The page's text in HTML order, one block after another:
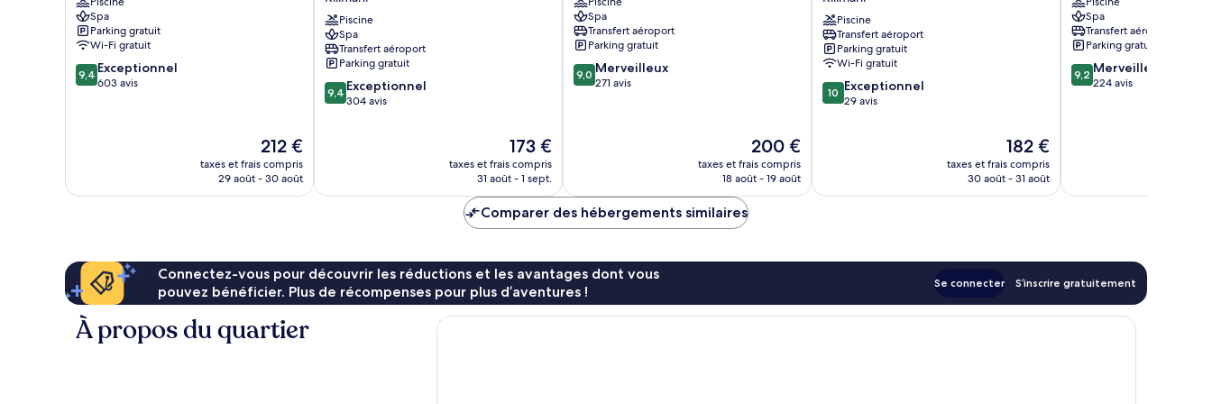
Westlands
Spa
Parking gratuit
Wi-Fi gratuit
9.4
sur
9,4 Exceptionnel
603 avis
Le
nouveau
prix
212 €
taxes et frais compris
29 août - 30 août
&
Residence,
Nairobi
Arboretum
Kilimani
Piscine
Spa
Transfert aéroport
Parking gratuit
9.4
sur
9,4 Exceptionnel
304 avis
Le
nouveau
prix
de
173 €
173 €
taxes et frais compris
31 août - 1 sept.
Spa
Transfert aéroport
Parking gratuit
9.0
sur
9,0 Merveilleux
271 avis
Le
nouveau
prix
200 €
taxes et frais compris
18 août - 19 août
Vignette
Collection
by
IHG
Kilimani
Piscine
Transfert aéroport
Parking gratuit
Wi-Fi gratuit
10.0
sur
10 Exceptionnel
29 avis
Le
nouveau
prix
182 €
taxes et frais compris
30 août - 31 août
Nairobi
Central
Spa
Transfert aéroport
Parking gratuit
9.2
sur
9,2 Merveilleux
224 avis
Comparer des hébergements similaires
Connectez-vous pour découvrir les réductions et les avantages dont vous
pouvez bénéficier. Plus de récompenses pour plus d’aventures !
Se connecter S’inscrire gratuitement
À propos du quartier